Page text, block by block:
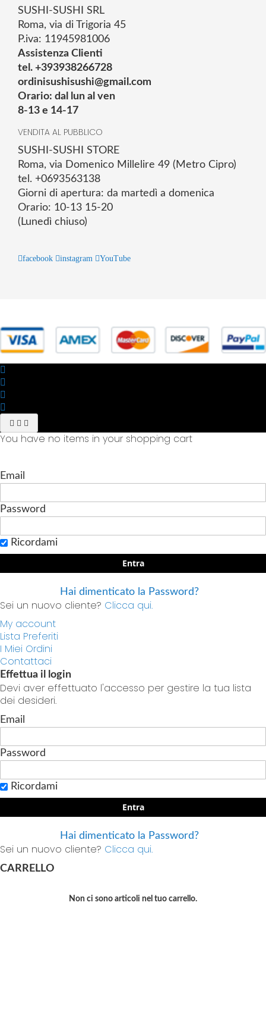
SUSHI-SUSHI SRL
Roma, via di Trigoria 45
P.iva: 11945981006
Assistenza Clienti
tel. +393938266728
ordinisushisushi@gmail.com
Orario: dal lun al ven
8-13 e 14-17
VENDITA AL PUBBLICO
SUSHI-SUSHI STORE
Roma, via Domenico Millelire 49 (Metro Cipro)
tel. +0693563138
Giorni di apertura: da martedì a domenica
Orario: 10-13 15-20
(Lunedì chiuso)
facebook instagram YouTube
You have no items in your shopping cart
Email
Password
Ricordami
Entra
Hai dimenticato la Password?
Sei un nuovo cliente? Clicca qui.
My account
Lista Preferiti
I Miei Ordini
Contattaci
Effettua il login
Devi aver effettuato l'accesso per gestire la tua lista
dei desideri.
Email
Password
Ricordami
Entra
Hai dimenticato la Password?
Sei un nuovo cliente? Clicca qui.
CARRELLO
Non ci sono articoli nel tuo carrello.